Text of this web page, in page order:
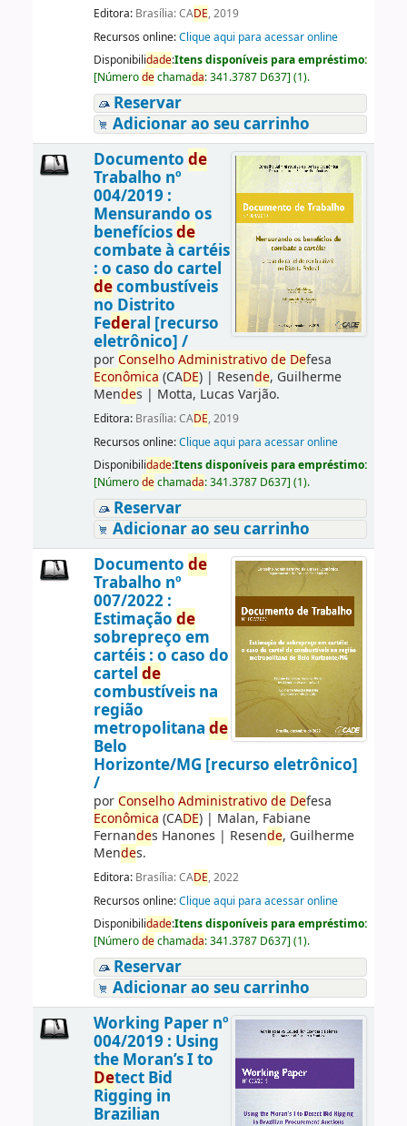
Editora: Brasília: CADE, 2019
Recursos online:Clique aqui para acessar online
Disponibilidade:Itens disponíveis para empréstimo:
[Númerodechamada:341.3787 D637] (1).
Reservar
Adicionar ao seu carrinho
Documento de
Trabalho nº
004/2019 :
Mensurando os
benefíciosde
combate à cartéis
: o caso do cartel
decombustíveis
no Distrito
Federal [recurso
eletrônico] /
porConselho Administrativo de Defesa
Econômica (CADE)| Resende, Guilherme
Mendes | Motta, Lucas Varjão.
Editora: Brasília: CADE, 2019
Recursos online:Clique aqui para acessar online
Disponibilidade:Itens disponíveis para empréstimo:
[Númerodechamada:341.3787 D637] (1).
Reservar
Adicionar ao seu carrinho
Documento de
Trabalho nº
007/2022 :
Estimação de
sobrepreço em
cartéis : o caso do
cartel de
combustíveis na
região
metropolitana de
Belo
Horizonte/MG [recurso eletrônico]
/
porConselho Administrativo de Defesa
Econômica (CADE)| Malan, Fabiane
Fernandes Hanones | Resende, Guilherme
Mendes.
Editora: Brasília: CADE, 2022
Recursos online:Clique aqui para acessar online
Disponibilidade:Itens disponíveis para empréstimo:
[Númerodechamada:341.3787 D637] (1).
Reservar
Adicionar ao seu carrinho
Working Paper nº
004/2019 : Using
the Moran’s I to
Detect Bid
Rigging in
Brazilian